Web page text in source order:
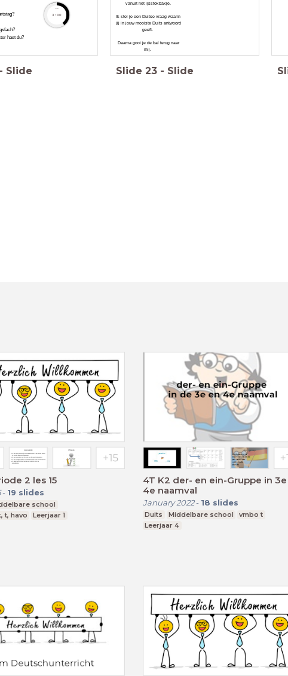
hast du?
timer
3:00
- Slide
vanuit het ijsstokbakje.
Ik stel je een Duitse vraag waarin
jij in jouw mooiste Duits antwoord
geeft.
Daarna gooi je de bal terug naar
mij.
Slide 23 - Slide
2 les 15
- 19 slides
school
t, havo
Leerjaar 1
4T K2 der- en ein-Gruppe in
4e naamval
January 2022- 18 slides
Duits Middelbare school
vmbo t
Leerjaar 4